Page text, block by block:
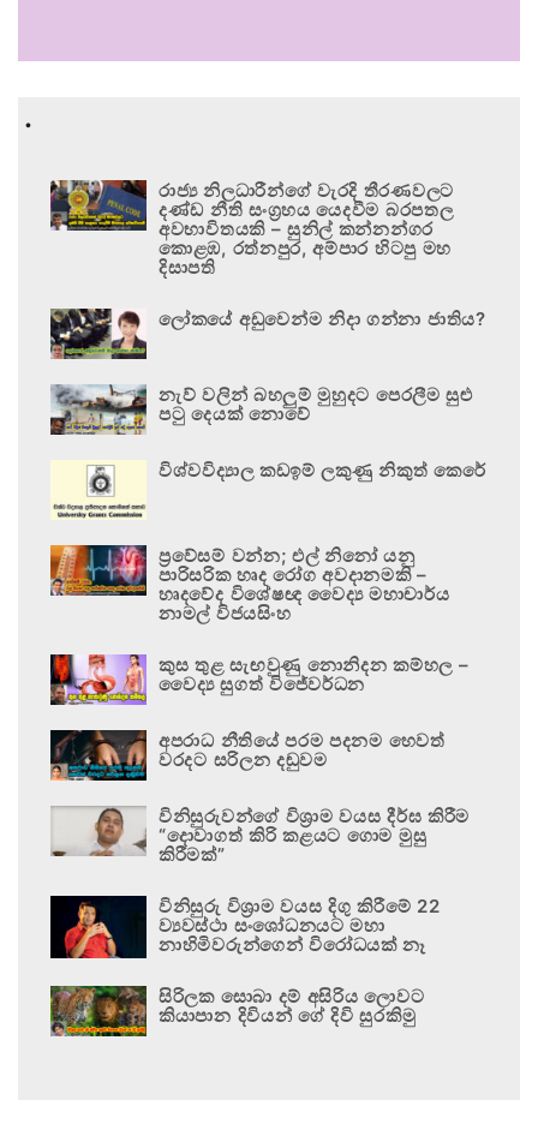
.
රාජ්‍ය නිලධාරීන්ගේ වැරදි තීරණවලට
දණ්ඩ නීති සංග්‍රහය යෙදවීම බරපතල
අවභාවිතයකි – සුනිල් කන්නන්ගර
කොළඹ, රත්නපුර, අම්පාර හිටපු මහ
දිසාපති
ලෝකයේ අඩුවෙන්ම නිදා ගන්නා ජාතිය?
නැව් වලින් බහලුම් මුහුදට පෙරලීම සුළු
පටු දෙයක් නොවේ
විශ්වවිද්‍යාල කඩඉම් ලකුණු නිකුත් කෙරේ
ප්‍රවේසම් වන්න; එල් නිනෝ යනු
පාරිසරික හෘද රෝග අවදානමකි –
හෘදවේද විශේෂඥ වෛද්‍ය මහාචාර්ය
නාමල් විජයසිංහ
කුස තුළ සැඟවුණු නොනිදන කම්හල –
වෛද්‍ය සුගත් විජේවර්ධන
අපරාධ නීතියේ පරම පදනම හෙවත්
වරදට සරිලන දඬුවම
විනිසුරුවන්ගේ විශ්‍රාම වයස දීර්ඝ කිරීම
“දොවාගත් කිරි කළයට ගොම මුසු
කිරීමක්”
විනිසුරු විශ්‍රාම වයස දිගු කිරීමේ 22
ව්‍යවස්ථා සංශෝධනයට මහා
නාහිමිවරුන්ගෙන් විරෝධයක් නෑ
සිරිලක සොබා දම් අසිරිය ලොවට
කියාපාන දිවියන් ගේ දිවි සුරකිමු